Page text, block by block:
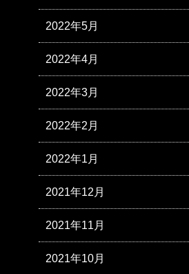
2022年5月
2022年4月
2022年3月
2022年2月
2022年1月
2021年12月
2021年11月
2021年10月